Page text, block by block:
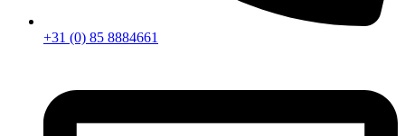
+31 (0) 85 8884661